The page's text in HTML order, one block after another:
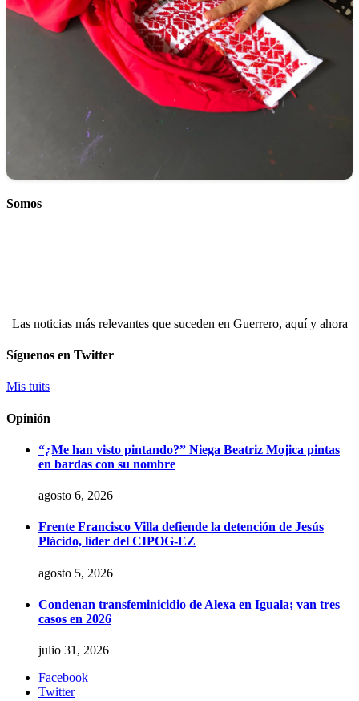
Somos
Las noticias más relevantes que suceden en Guerrero, aquí y ahora
Síguenos en Twitter
Mis tuits
Opinión
“¿Me han visto pintando?” Niega Beatriz Mojica pintas
en bardas con su nombre
agosto 6, 2026
Frente Francisco Villa defiende la detención de Jesús
Plácido, líder del CIPOG-EZ
agosto 5, 2026
Condenan transfeminicidio de Alexa en Iguala; van tres
casos en 2026
julio 31, 2026
Facebook
Twitter